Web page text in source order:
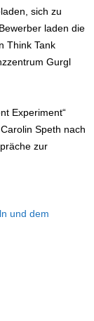
sich zu
laden die
Think Tank
Gurgl
Experiment“
Speth nach
zur
und dem